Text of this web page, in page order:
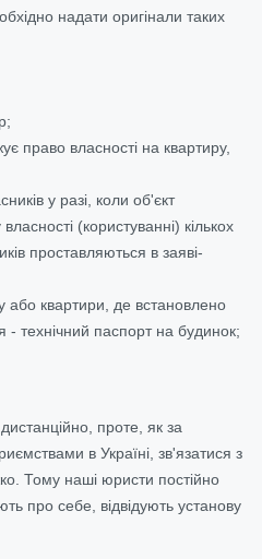
надати оригінали таких
право власності на квартиру,
у разі, коли об'єкт
(користуванні) кількох
проставляються в заяві-
або квартири, де встановлено
- технічний паспорт на будинок;
проте, як за
в Україні, зв'язатися з
Тому наші юристи постійно
про себе, відвідують установу